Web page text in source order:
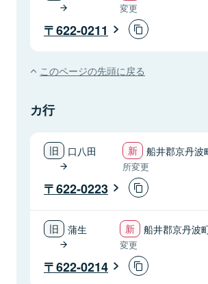
変更
622-0211
このページの先頭に戻る
カ行
口八田 船井郡京丹波
所変更
622-0223
蒲生 船井郡京丹波
変更
622-0214